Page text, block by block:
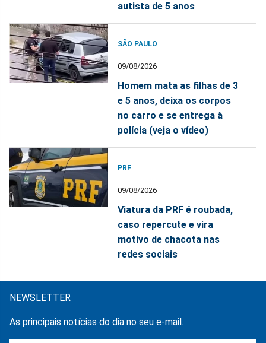
autista de 5 anos
SÃO PAULO
09/08/2026
Homem mata as filhas de 3
e 5 anos, deixa os corpos
no carro e se entrega à
polícia (veja o vídeo)
PRF
09/08/2026
Viatura da PRF é roubada,
caso repercute e vira
motivo de chacota nas
redes sociais
NEWSLETTER
As principais notícias do dia no seu e-mail.